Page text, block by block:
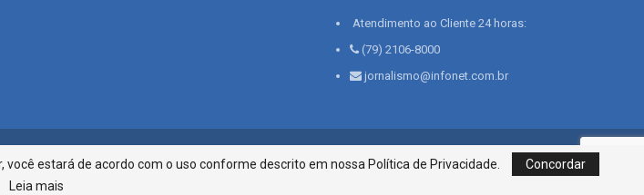
Atendimento ao Cliente 24 horas:
(79) 2106-8000
jornalismo@infonet.com.br
Infonet - Rua Monsenhor Silveira 276, Bairro São José | Aracaju-SE, CEP 49015-030, Fone: 79.2106.8000 - CI
Centro de Informações LTDA
estará de acordo com o uso conforme descrito em nossa Política de Privacidade.
Concordar
Leia mais